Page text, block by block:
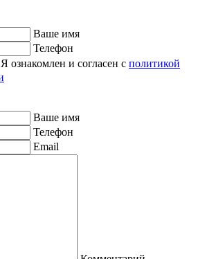
Ваше имя
Телефон
Я ознакомлен и согласен с политикой
Ваше имя
Телефон
Email